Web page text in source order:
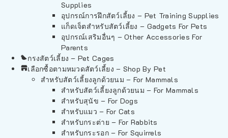
Supplies
อุปกรณ์การฝึกสัตว์เลี้ยง – Pet Training Supplies
แก็ดเจ็ตสำหรับสัตว์เลี้ยง – Gadgets For Pets
อุปกรณ์เสริมอื่นๆ – Other Accessories For
Parents
กรงสัตว์เลี้ยง – Pet Cages
เลือกซื้อตามหมวดสัตว์เลี้ยง – Shop By Pet
สำหรับสัตว์เลี้ยงลูกด้วยนม – For Mammals
สำหรับสัตว์เลี้ยงลูกด้วยนม – For Mammals
สำหรับสุนัข – For Dogs
สำหรับแมว – For Cats
สำหรับกระต่าย – For Rabbits
สำหรับกระรอก – For Squirrels